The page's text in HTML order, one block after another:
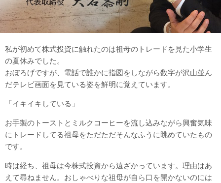
私が初めて株式投資に触れたのは祖母のトレードを見た小学生
の夏休みでした。
おぼろげですが、電話で誰かに指図をしながら数字が沢山並ん
だテレビ画面を見ている姿を鮮明に覚えています。
「イキイキしている」
お手製のトーストとミルクコーヒーを流し込みながら興奮気味
にトレードしてる祖母をただただそんなふうに眺めていたもの
です。
時は経ち、祖母は今株式投資から遠ざかっています。理由はあ
えて尋ねません。おしゃべりな祖母が自ら口を開かないのには